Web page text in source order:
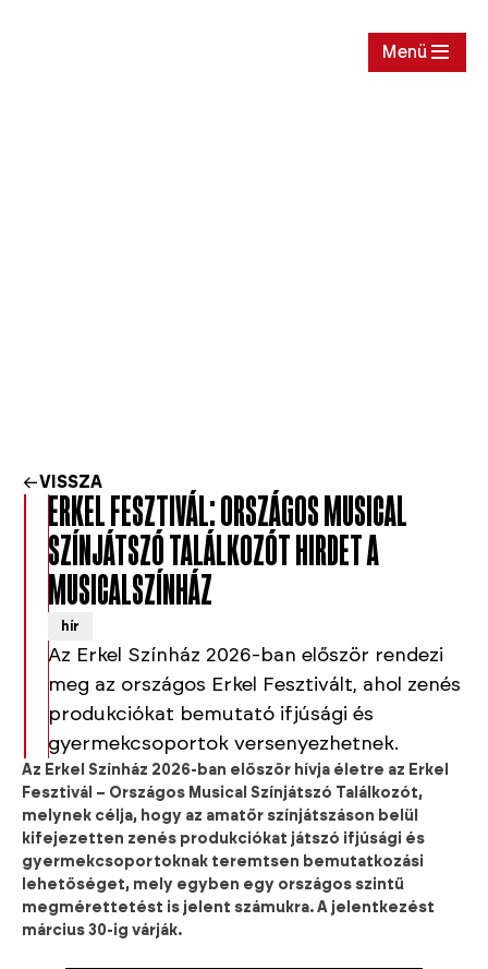
Menü
VISSZA
ERKEL FESZTIVÁL: ORSZÁGOS MUSICAL
SZÍNJÁTSZÓ TALÁLKOZÓT HIRDET A
MUSICALSZÍNHÁZ
hír
Az Erkel Színház 2026-ban először rendezi
meg az országos Erkel Fesztivált, ahol zenés
produkciókat bemutató ifjúsági és
gyermekcsoportok versenyezhetnek.
Az Erkel Színház 2026-ban először hívja életre az Erkel
Fesztivál – Országos Musical Színjátszó Találkozót,
melynek célja, hogy az amatőr színjátszáson belül
kifejezetten zenés produkciókat játszó ifjúsági és
gyermekcsoportoknak teremtsen bemutatkozási
lehetőséget, mely egyben egy országos szintű
megmérettetést is jelent számukra. A jelentkezést
március 30-ig várják.